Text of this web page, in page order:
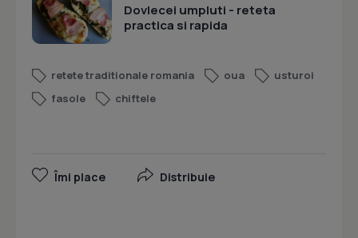
Dovlecei umpluti - reteta
practica si rapida
retete traditionale romania oua
usturoi
fasole
chiftele
Îmi place Distribuie